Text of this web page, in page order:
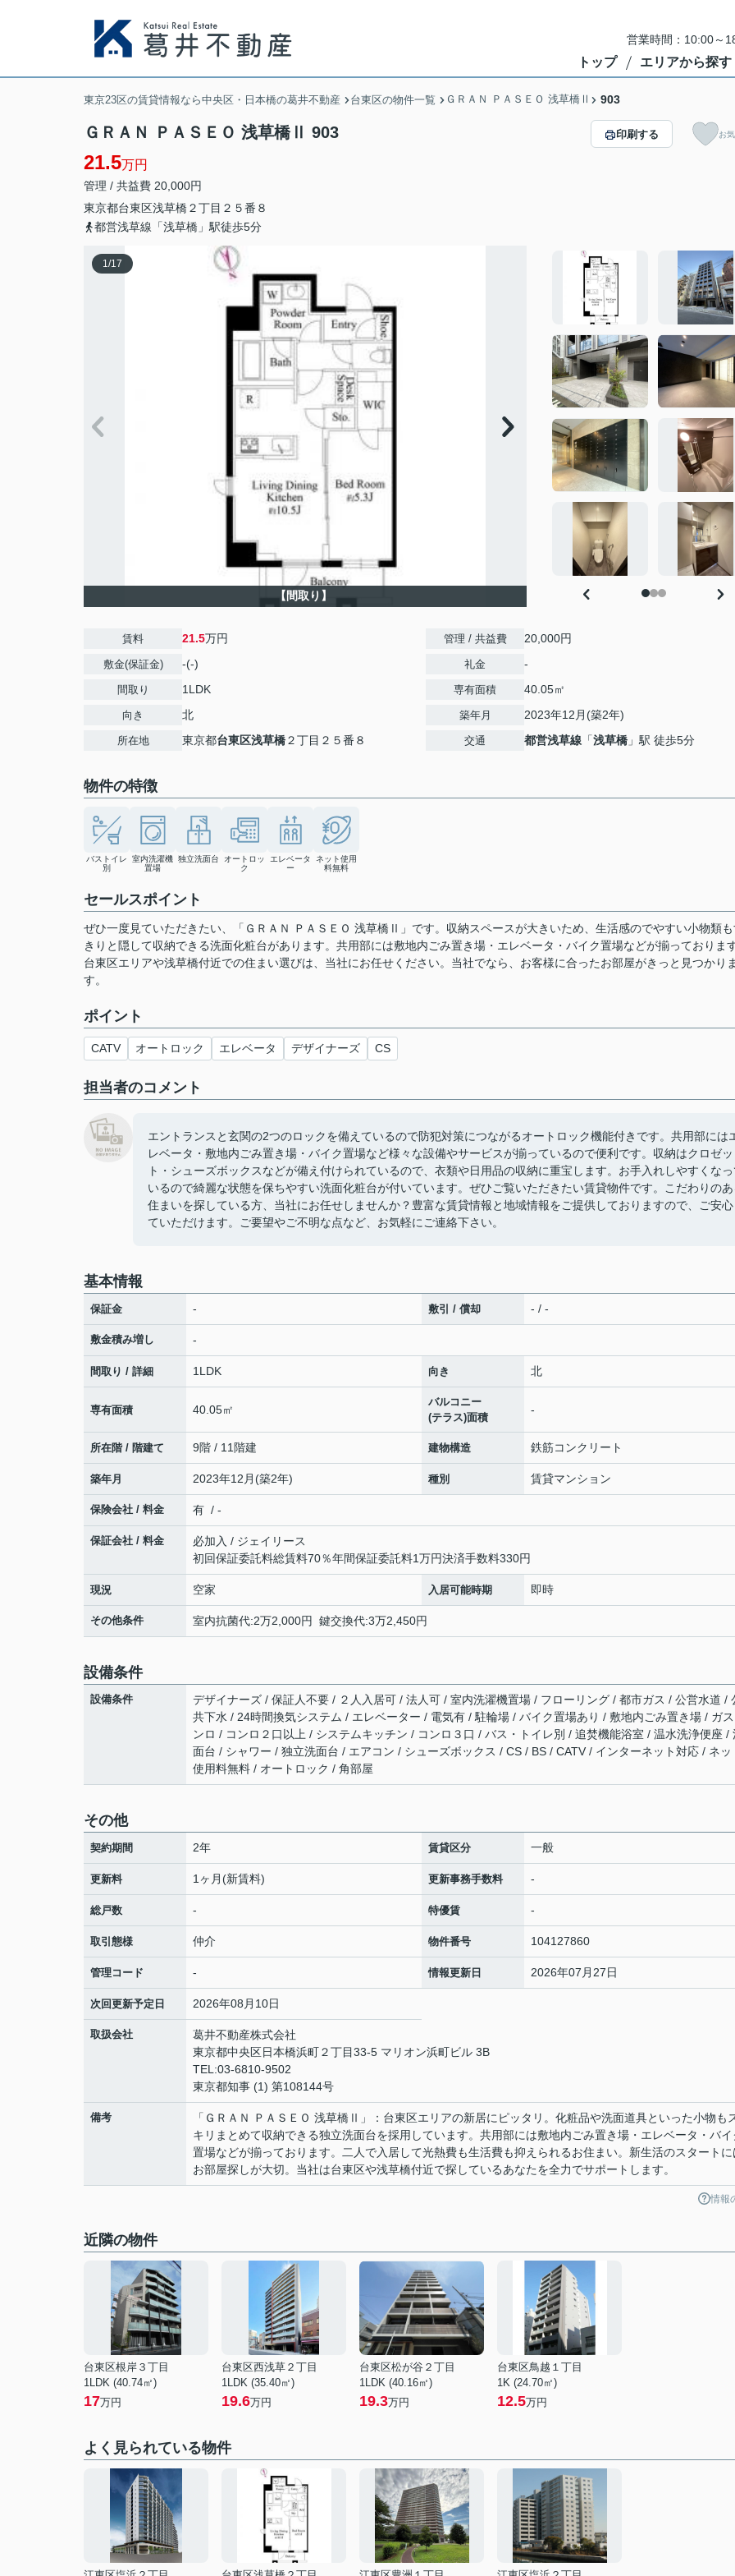
営業時間：10:00～
トップ エリアから探す
東京23区の賃貸情報なら中央区・日本橋の葛井不動産 台東区の物件一覧 ＧＲＡＮ ＰＡＳＥＯ 浅草橋Ⅱ 903
ＧＲＡＮ ＰＡＳＥＯ 浅草橋Ⅱ 903
21.5万円
管理 / 共益費 20,000円
東京都台東区浅草橋２丁目２５番８
都営浅草線「浅草橋」駅徒歩5分
印刷する お
1/17
【間取り】
賃料 21.5万円
敷金(保証金) -(-)
間取り 1LDK
向き 北
所在地 東京都台東区浅草橋２丁目２５番８
管理 / 共益費 20,000円
礼金 -
専有面積 40.05㎡
築年月 2023年12月(築2年)
交通 都営浅草線 「浅草橋 」駅 徒歩5分
物件の特徴
バストイレ
別
室内洗濯機
置場
独立洗面台
オートロッ
ク
エレベータ
ー
ネット使用
料無料
セールスポイント
ぜひ一度見ていただきたい、「ＧＲＡＮ ＰＡＳＥＯ 浅草橋Ⅱ」です。収納スペースが大きいため、生活感のでやすい小物類も
きりと隠して収納できる洗面化粧台があります。共用部には敷地内ごみ置き場・エレベータ・バイク置場などが揃っております
台東区エリアや浅草橋付近での住まい選びは、当社にお任せください。当社でなら、お客様に合ったお部屋がきっと見つかりま
す。
ポイント
CATV オートロック エレベータ デザイナーズ CS
担当者のコメント
エントランスと玄関の2つのロックを備えているので防犯対策につながるオートロック機能付きです。共用部には
レベータ・敷地内ごみ置き場・バイク置場など様々な設備やサービスが揃っているので便利です。収納はクロゼッ
ト・シューズボックスなどが備え付けられているので、衣類や日用品の収納に重宝します。お手入れしやすくなっ
いるので綺麗な状態を保ちやすい洗面化粧台が付いています。ぜひご覧いただきたい賃貸物件です。こだわりのあ
住まいを探している方、当社にお任せしませんか？豊富な賃貸情報と地域情報をご提供しておりますので、ご安心
ていただけます。ご要望やご不明な点など、お気軽にご連絡下さい。
基本情報
保証金 - 敷引 / 償却 - / -
敷金積み増し -
間取り / 詳細 1LDK 向き 北
専有面積 40.05㎡
バルコニー
(テラス)面積
-
所在階 / 階建て 9階 / 11階建 建物構造 鉄筋コンクリート
築年月 2023年12月(築2年) 種別 賃貸マンション
保険会社 / 料金 有 / -
保証会社 / 料金
必加入 / ジェイリース
初回保証委託料総賃料70％年間保証委託料1万円決済手数料330円
現況 空家 入居可能時期 即時
その他条件 室内抗菌代:2万2,000円 鍵交換代:3万2,450円
設備条件
設備条件
デザイナーズ / 保証人不要 / ２人入居可 / 法人可 / 室内洗濯機置場 / フローリング / 都市ガス / 公営水道 /
共下水 / 24時間換気システム / エレベーター / 電気有 / 駐輪場 / バイク置場あり / 敷地内ごみ置き場 / ガス
ンロ / コンロ２口以上 / システムキッチン / コンロ３口 / バス・トイレ別 / 追焚機能浴室 / 温水洗浄便座 /
面台 / シャワー / 独立洗面台 / エアコン / シューズボックス / CS / BS / CATV / インターネット対応 / ネッ
使用料無料 / オートロック / 角部屋
その他
契約期間 2年 賃貸区分 一般
更新料 1ヶ月(新賃料) 更新事務手数料 -
総戸数 - 特優賃 -
取引態様 仲介 物件番号 104127860
管理コード - 情報更新日 2026年07月27日
次回更新予定日 2026年08月10日
取扱会社
葛井不動産株式会社
東京都中央区日本橋浜町２丁目33-5 マリオン浜町ビル 3B
TEL:03-6810-9502
東京都知事 (1) 第108144号
備考
「ＧＲＡＮ ＰＡＳＥＯ 浅草橋Ⅱ」：台東区エリアの新居にピッタリ。化粧品や洗面道具といった小物も
キリまとめて収納できる独立洗面台を採用しています。共用部には敷地内ごみ置き場・エレベータ・バイ
置場などが揃っております。二人で入居して光熱費も生活費も抑えられるお住まい。新生活のスタートに
お部屋探しが大切。当社は台東区や浅草橋付近で探しているあなたを全力でサポートします。
情報
近隣の物件
台東区根岸３丁目
1LDK (40.74㎡)
17万円
台東区西浅草２丁目
1LDK (35.40㎡)
19.6万円
台東区松が谷２丁目
1LDK (40.16㎡)
19.3万円
台東区鳥越１丁目
1K (24.70㎡)
12.5万円
よく見られている物件